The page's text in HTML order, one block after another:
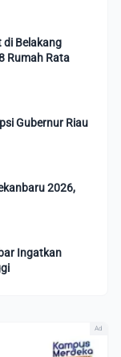
di Belakang
Rumah Rata
Gubernur Riau
2026,
Ingatkan
Ad